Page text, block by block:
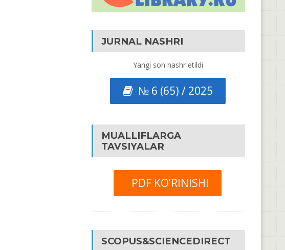
JURNAL NASHRI
Yangi son nashr etildi
№ 6 (65) / 2025
MUALLIFLARGA
TAVSIYALAR
PDF KO’RINISHI
SCOPUS&SCIENCEDIRECT